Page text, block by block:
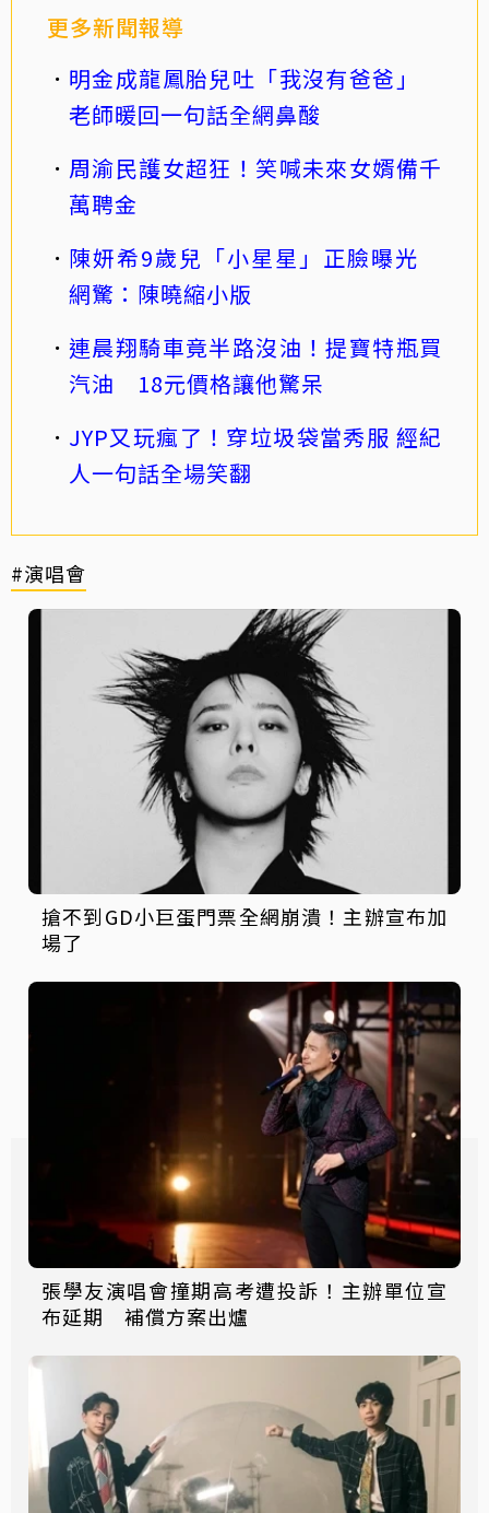
更多新聞報導
明金成龍鳳胎兒吐「我沒有爸爸」
老師暖回一句話全網鼻酸
周渝民護女超狂！笑喊未來女婿備千
萬聘金
陳妍希9歲兒「小星星」正臉曝光
網驚：陳曉縮小版
連晨翔騎車竟半路沒油！提寶特瓶買
汽油 18元價格讓他驚呆
JYP又玩瘋了！穿垃圾袋當秀服 經紀
人一句話全場笑翻
#演唱會
搶不到GD小巨蛋門票全網崩潰！主辦宣布加
場了
張學友演唱會撞期高考遭投訴！主辦單位宣
布延期 補償方案出爐